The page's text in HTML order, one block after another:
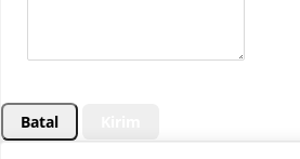
Batal